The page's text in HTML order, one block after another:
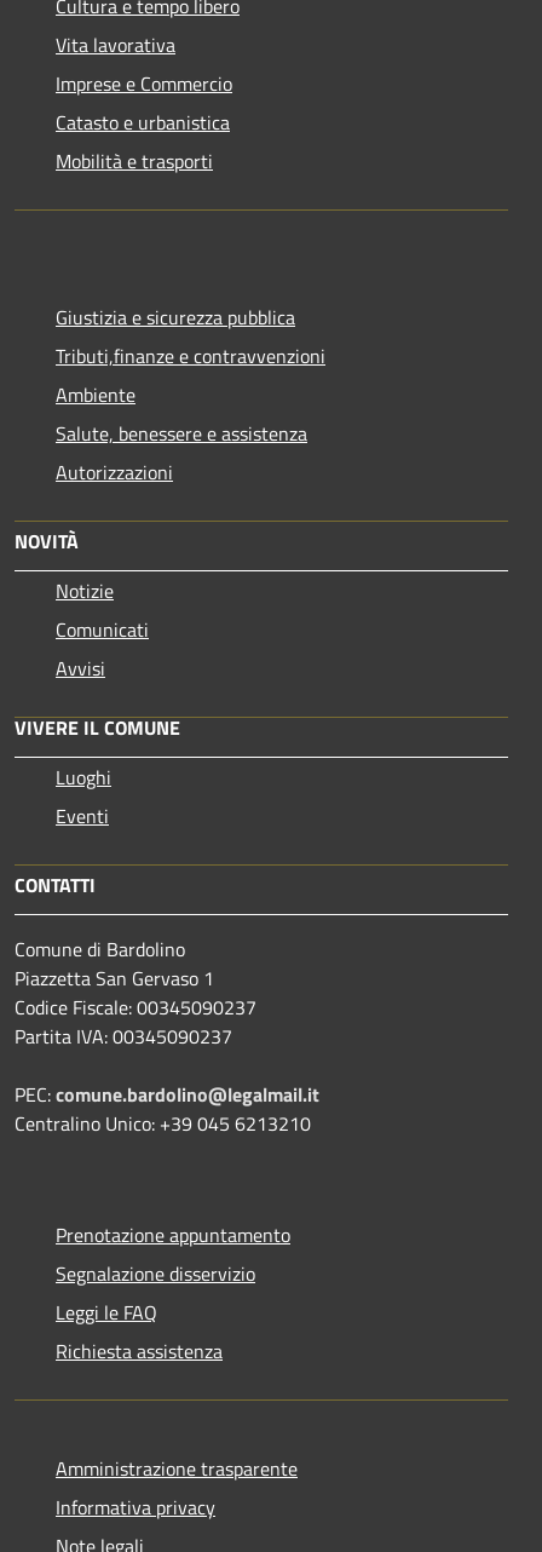
Cultura e tempo libero
Vita lavorativa
Imprese e Commercio
Catasto e urbanistica
Mobilità e trasporti
Giustizia e sicurezza pubblica
Tributi,finanze e contravvenzioni
Ambiente
Salute, benessere e assistenza
Autorizzazioni
NOVITÀ
Notizie
Comunicati
Avvisi
VIVERE IL COMUNE
Luoghi
Eventi
CONTATTI
Comune di Bardolino
Piazzetta San Gervaso 1
Codice Fiscale: 00345090237
Partita IVA: 00345090237
PEC:comune.bardolino@legalmail.it
Centralino Unico: +39 045 6213210
Prenotazione appuntamento
Segnalazione disservizio
Leggi le FAQ
Richiesta assistenza
Amministrazione trasparente
Informativa privacy